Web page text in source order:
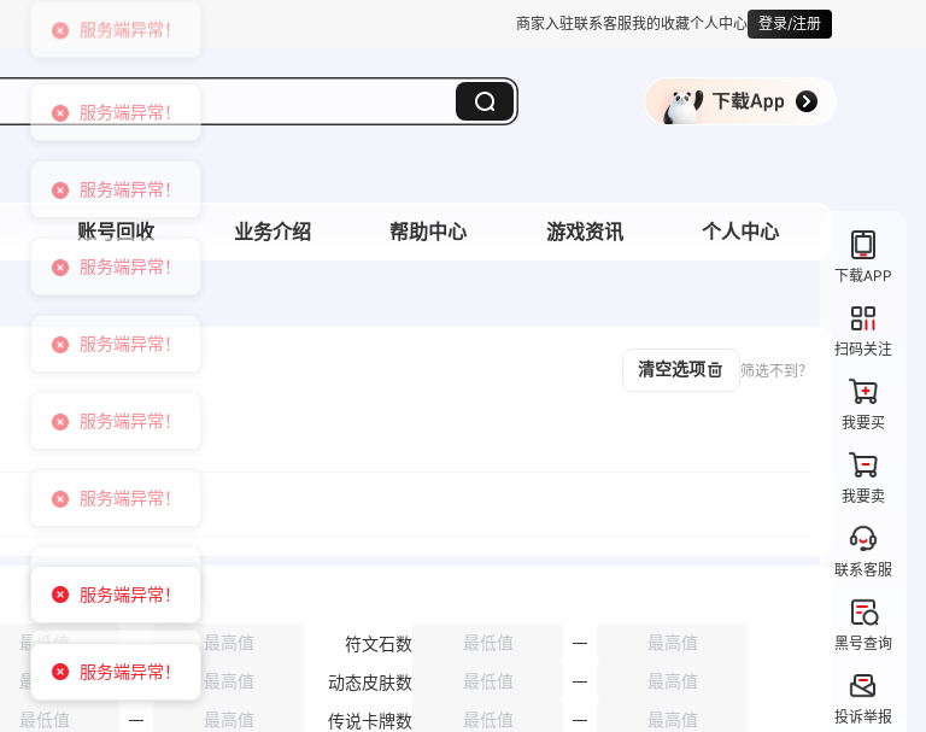
商家入驻联系客服我的收藏个人中心 登录/注册
账号回收 业务介绍 帮助中心 游戏资讯 个人中心
清空选项 筛选不到？
符文石数
动态皮肤数
传说卡牌数
下载APP
扫码关注
我要买
我要卖
联系客服
黑号查询
投诉举报
服务端异常！